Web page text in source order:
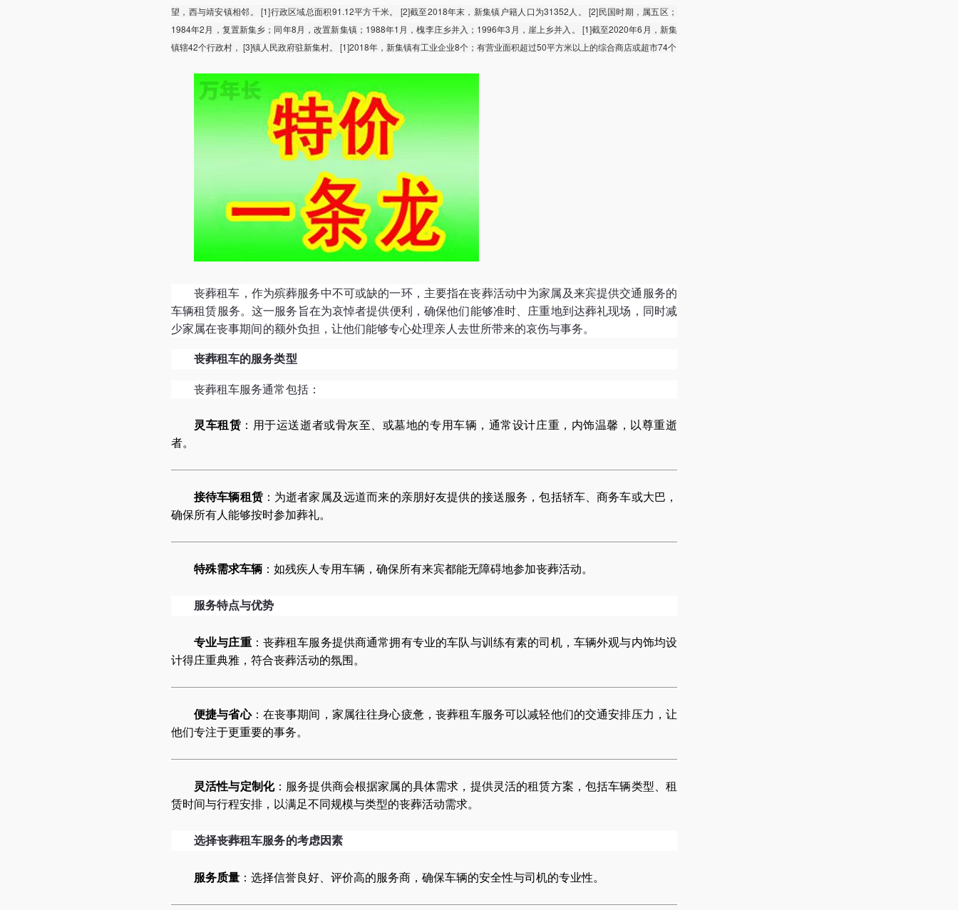
望，西与靖安镇相邻。 [1]行政区域总面积91.12平方千米。 [2]截至2018年末，新集镇户籍人口为31352人。 [2]民国时期，属五区；
1984年2月，复置新集乡；同年8月，改置新集镇；1988年1月，槐李庄乡并入；1996年3月，崖上乡并入。 [1]截至2020年6月，新集
镇辖42个行政村， [3]镇人民政府驻新集村。 [1]2018年，新集镇有工业企业8个；有营业面积超过50平方米以上的综合商店或超市74个
丧葬租车，作为殡葬服务中不可或缺的一环，主要指在丧葬活动中为家属及来宾提供交通服务的
车辆租赁服务。这一服务旨在为哀悼者提供便利，确保他们能够准时、庄重地到达葬礼现场，同时减
少家属在丧事期间的额外负担，让他们能够专心处理亲人去世所带来的哀伤与事务。
丧葬租车的服务类型
丧葬租车服务通常包括：
灵车租赁 ：用于运送逝者或骨灰至、或墓地的专用车辆，通常设计庄重，内饰温馨，以尊重逝
者。
接待车辆租赁：为逝者家属及远道而来的亲朋好友提供的接送服务，包括轿车、商务车或大巴，
确保所有人能够按时参加葬礼。
特殊需求车辆 ：如残疾人专用车辆，确保所有来宾都能无障碍地参加丧葬活动。
服务特点与优势
专业与庄重：丧葬租车服务提供商通常拥有专业的车队与训练有素的司机，车辆外观与内饰均设
计得庄重典雅，符合丧葬活动的氛围。
便捷与省心：在丧事期间，家属往往身心疲惫，丧葬租车服务可以减轻他们的交通安排压力，让
他们专注于更重要的事务。
灵活性与定制化：服务提供商会根据家属的具体需求，提供灵活的租赁方案，包括车辆类型、租
赁时间与行程安排，以满足不同规模与类型的丧葬活动需求。
选择丧葬租车服务的考虑因素
服务质量 ：选择信誉良好、评价高的服务商，确保车辆的安全性与司机的专业性。